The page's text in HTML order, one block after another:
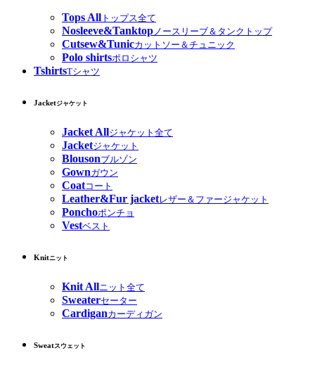
Tops All トップス全て
Nosleeve&Tanktop ノースリーブ＆タンクトップ
Cutsew&Tunicカットソー＆チュニック
Polo shirtsポロシャツ
TshirtsTシャツ
Jacketジャケット
Jacket Allジャケット全て
Jacketジャケット
Blousonブルゾン
Gownガウン
Coatコート
Leather&Fur jacketレザー＆ファージャケット
Ponchoポンチョ
Vestベスト
Knitニット
Knit Allニット全て
Sweaterセーター
Cardiganカーディガン
Sweatスウェット